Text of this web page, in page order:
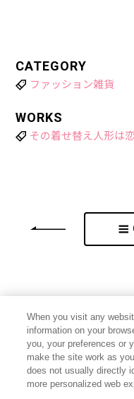
CATEGORY
ファッション雑貨
WORKS
その着せ替え人形は
プライバシーポリシー
When you visit any
information on your
you, your preferences or
make the site work as
does not usually directly
more personalized web